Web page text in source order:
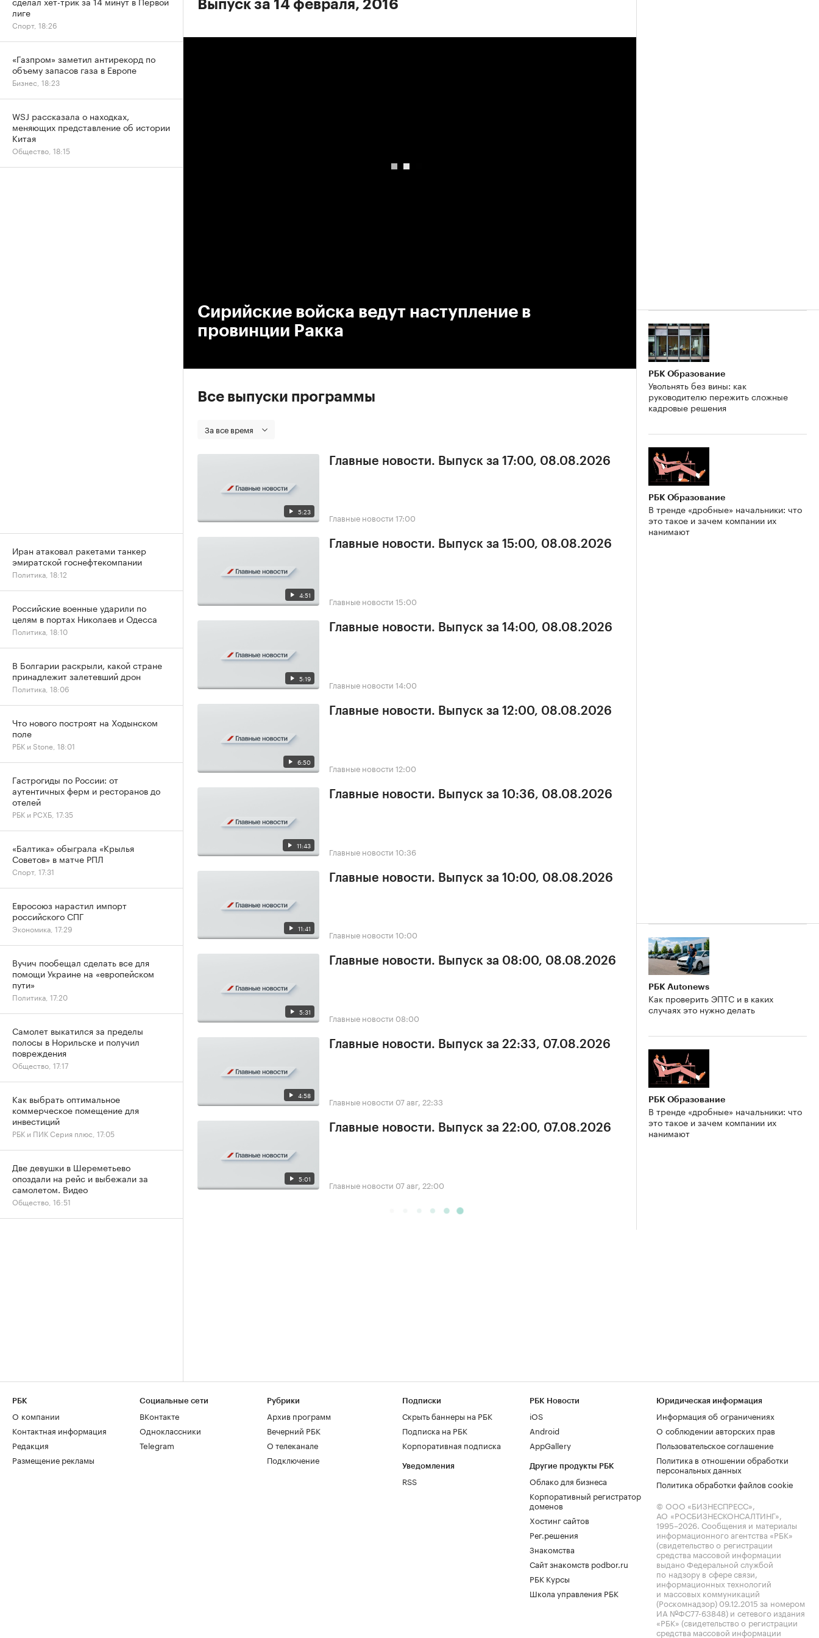
Выпуск за 14 февраля, 2016
Сирийские войска ведут наступление в
провинции Ракка
Все выпуски программы
За все время
5:23
Главные новости. Выпуск за 17:00, 08.08.2026
Главные новости 17:00
4:51
Главные новости. Выпуск за 15:00, 08.08.2026
Главные новости 15:00
5:19
Главные новости. Выпуск за 14:00, 08.08.2026
Главные новости 14:00
6:50
Главные новости. Выпуск за 12:00, 08.08.2026
Главные новости 12:00
11:43
Главные новости. Выпуск за 10:36, 08.08.2026
Главные новости 10:36
11:41
Главные новости. Выпуск за 10:00, 08.08.2026
Главные новости 10:00
5:31
Главные новости. Выпуск за 08:00, 08.08.2026
Главные новости 08:00
4:58
Главные новости. Выпуск за 22:33, 07.08.2026
Главные новости 07 авг, 22:33
5:01
Главные новости. Выпуск за 22:00, 07.08.2026
Главные новости 07 авг, 22:00
РБК Образование
Увольнять без вины: как
руководителю пережить сложные
кадровые решения
РБК Образование
В тренде «дробные» начальники: что
это такое и зачем компании их
нанимают
РБК Autonews
Как проверить ЭПТС и в каких
случаях это нужно делать
РБК Образование
В тренде «дробные» начальники: что
это такое и зачем компании их
нанимают
лиге
Спорт, 18:26
«Газпром» заметил антирекорд по
объему запасов газа в Европе
Бизнес, 18:23
WSJ рассказала о находках,
меняющих представление об истории
Китая
Общество, 18:15
Иран атаковал ракетами танкер
эмиратской госнефтекомпании
Политика, 18:12
Российские военные ударили по
целям в портах Николаев и Одесса
Политика, 18:10
В Болгарии раскрыли, какой стране
принадлежит залетевший дрон
Политика, 18:06
Что нового построят на Ходынском
поле
РБК и Stone, 18:01
Гастрогиды по России: от
аутентичных ферм и ресторанов до
отелей
РБК и РСХБ, 17:35
«Балтика» обыграла «Крылья
Советов» в матче РПЛ
Спорт, 17:31
Евросоюз нарастил импорт
российского СПГ
Экономика, 17:29
Вучич пообещал сделать все для
помощи Украине на «европейском
пути»
Политика, 17:20
Самолет выкатился за пределы
полосы в Норильске и получил
повреждения
Общество, 17:17
Как выбрать оптимальное
коммерческое помещение для
инвестиций
РБК и ПИК Серия плюс, 17:05
Две девушки в Шереметьево
опоздали на рейс и выбежали за
самолетом. Видео
Общество, 16:51
РБК
О компании
Контактная информация
Редакция
Размещение рекламы
Социальные сети
ВКонтакте
Одноклассники
Telegram
Рубрики
Архив программ
Вечерний РБК
О телеканале
Подключение
Подписки
Скрыть баннеры на РБК
Подписка на РБК
Корпоративная подписка
Уведомления
RSS
РБК Новости
iOS
Android
AppGallery
Другие продукты РБК
Облако для бизнеса
Корпоративный регистратор
доменов
Хостинг сайтов
Рег.решения
Знакомства
Сайт знакомств podbor.ru
РБК Курсы
Школа управления РБК
Юридическая информация
Информация об ограничениях
О соблюдении авторских прав
Пользовательское соглашение
Политика в отношении обработки
персональных данных
Политика обработки файлов cookie
© ООО «БИЗНЕСПРЕСС»,
АО «РОСБИЗНЕСКОНСАЛТИНГ»,
1995–2026. Сообщения и материалы
информационного агентства «РБК»
(свидетельство о регистрации
средства массовой информации
выдано Федеральной службой
по надзору в сфере связи,
информационных технологий
и массовых коммуникаций
(Роскомнадзор) 09.12.2015 за номером
ИА №ФС77-63848) и сетевого издания
«РБК» (свидетельство о регистрации
средства массовой информации